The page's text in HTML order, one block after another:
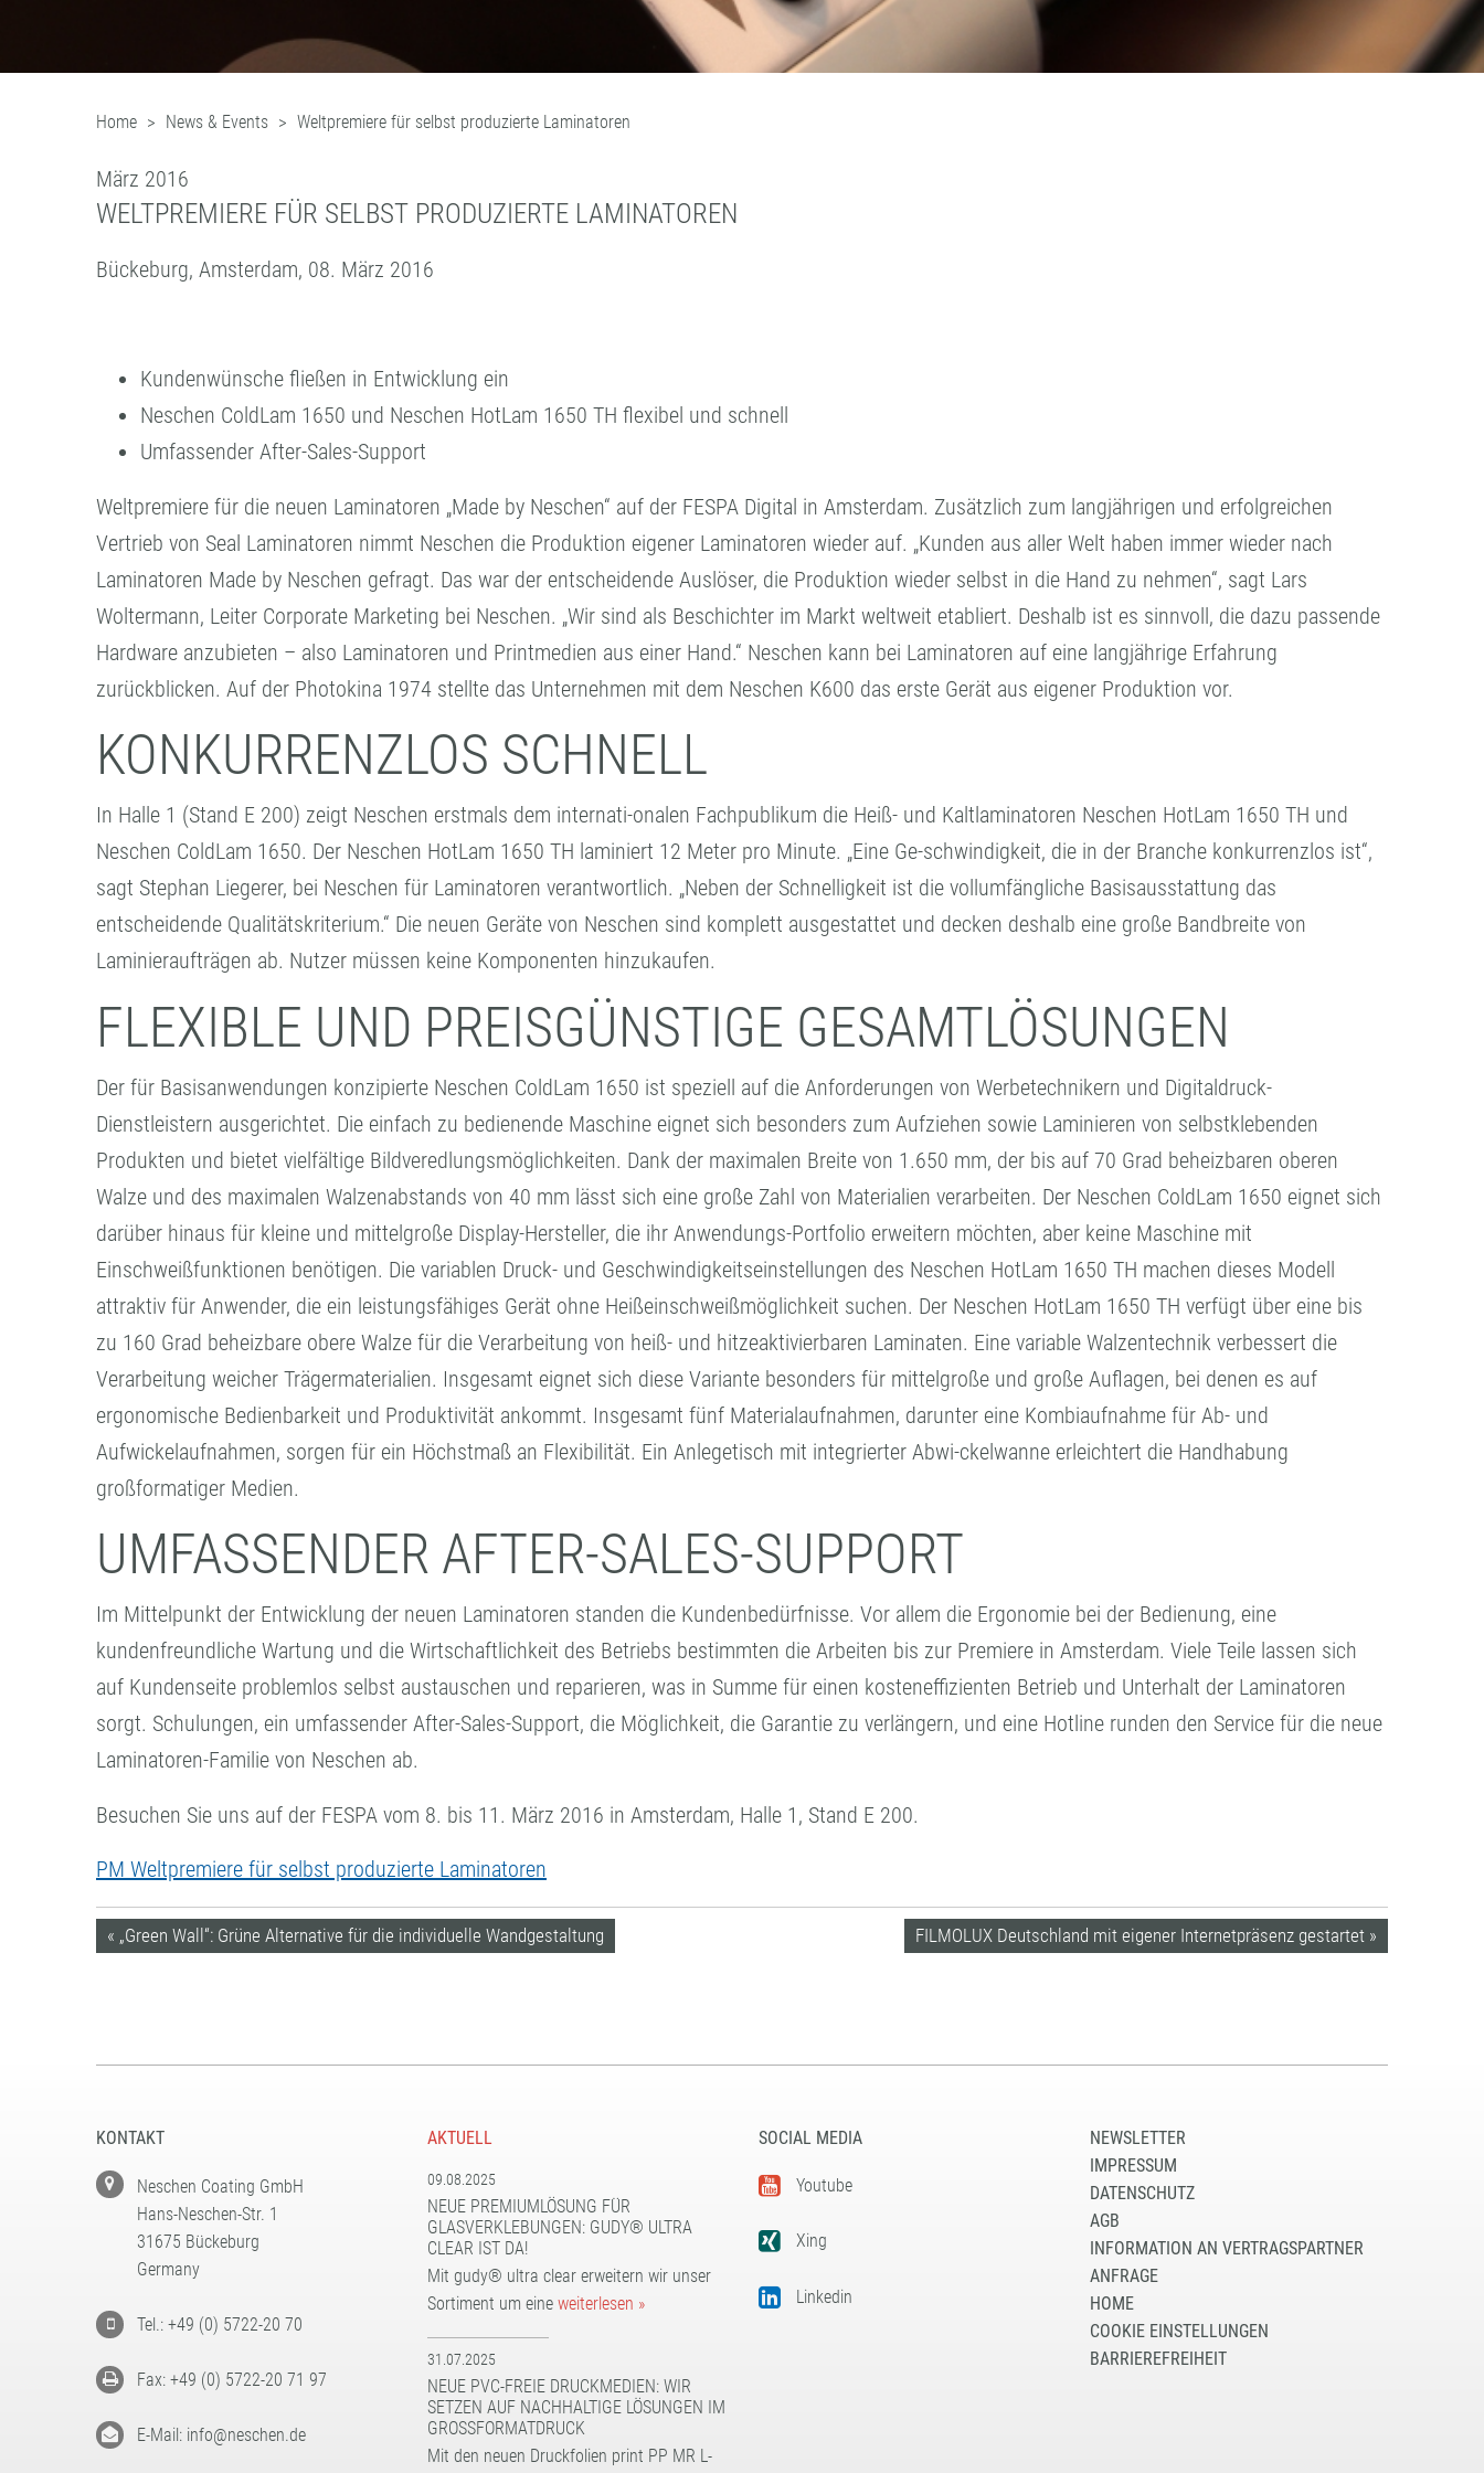
Home News & Events Weltpremiere für selbst produzierte Laminatoren
März 2016
WELTPREMIERE FÜR SELBST PRODUZIERTE LAMINATOREN
Bückeburg, Amsterdam, 08. März 2016
Kundenwünsche fließen in Entwicklung ein
Neschen ColdLam 1650 und Neschen HotLam 1650 TH flexibel und schnell
Umfassender After-Sales-Support
Weltpremiere für die neuen Laminatoren „Made by Neschen“ auf der FESPA Digital in Amsterdam. Zusätzlich zum langjährigen und erfolgreichen
Vertrieb von Seal Laminatoren nimmt Neschen die Produktion eigener Laminatoren wieder auf. „Kunden aus aller Welt haben immer wieder nach
Laminatoren Made by Neschen gefragt. Das war der entscheidende Auslöser, die Produktion wieder selbst in die Hand zu nehmen“, sagt Lars
Woltermann, Leiter Corporate Marketing bei Neschen. „Wir sind als Beschichter im Markt weltweit etabliert. Deshalb ist es sinnvoll, die dazu passende
Hardware anzubieten – also Laminatoren und Printmedien aus einer Hand.“ Neschen kann bei Laminatoren auf eine langjährige Erfahrung
zurückblicken. Auf der Photokina 1974 stellte das Unternehmen mit dem Neschen K600 das erste Gerät aus eigener Produktion vor.
KONKURRENZLOS SCHNELL
In Halle 1 (Stand E 200) zeigt Neschen erstmals dem internati-onalen Fachpublikum die Heiß- und Kaltlaminatoren Neschen HotLam 1650 TH und
Neschen ColdLam 1650. Der Neschen HotLam 1650 TH laminiert 12 Meter pro Minute. „Eine Ge-schwindigkeit, die in der Branche konkurrenzlos ist“,
sagt Stephan Liegerer, bei Neschen für Laminatoren verantwortlich. „Neben der Schnelligkeit ist die vollumfängliche Basisausstattung das
entscheidende Qualitätskriterium.“ Die neuen Geräte von Neschen sind komplett ausgestattet und decken deshalb eine große Bandbreite von
Laminieraufträgen ab. Nutzer müssen keine Komponenten hinzukaufen.
FLEXIBLE UND PREISGÜNSTIGE GESAMTLÖSUNGEN
Der für Basisanwendungen konzipierte Neschen ColdLam 1650 ist speziell auf die Anforderungen von Werbetechnikern und Digitaldruck-
Dienstleistern ausgerichtet. Die einfach zu bedienende Maschine eignet sich besonders zum Aufziehen sowie Laminieren von selbstklebenden
Produkten und bietet vielfältige Bildveredlungsmöglichkeiten. Dank der maximalen Breite von 1.650 mm, der bis auf 70 Grad beheizbaren oberen
Walze und des maximalen Walzenabstands von 40 mm lässt sich eine große Zahl von Materialien verarbeiten. Der Neschen ColdLam 1650 eignet sich
darüber hinaus für kleine und mittelgroße Display-Hersteller, die ihr Anwendungs-Portfolio erweitern möchten, aber keine Maschine mit
Einschweißfunktionen benötigen. Die variablen Druck- und Geschwindigkeitseinstellungen des Neschen HotLam 1650 TH machen dieses Modell
attraktiv für Anwender, die ein leistungsfähiges Gerät ohne Heißeinschweißmöglichkeit suchen. Der Neschen HotLam 1650 TH verfügt über eine bis
zu 160 Grad beheizbare obere Walze für die Verarbeitung von heiß- und hitzeaktivierbaren Laminaten. Eine variable Walzentechnik verbessert die
Verarbeitung weicher Trägermaterialien. Insgesamt eignet sich diese Variante besonders für mittelgroße und große Auflagen, bei denen es auf
ergonomische Bedienbarkeit und Produktivität ankommt. Insgesamt fünf Materialaufnahmen, darunter eine Kombiaufnahme für Ab- und
Aufwickelaufnahmen, sorgen für ein Höchstmaß an Flexibilität. Ein Anlegetisch mit integrierter Abwi-ckelwanne erleichtert die Handhabung
großformatiger Medien.
UMFASSENDER AFTER-SALES-SUPPORT
Im Mittelpunkt der Entwicklung der neuen Laminatoren standen die Kundenbedürfnisse. Vor allem die Ergonomie bei der Bedienung, eine
kundenfreundliche Wartung und die Wirtschaftlichkeit des Betriebs bestimmten die Arbeiten bis zur Premiere in Amsterdam. Viele Teile lassen sich
auf Kundenseite problemlos selbst austauschen und reparieren, was in Summe für einen kosteneffizienten Betrieb und Unterhalt der Laminatoren
sorgt. Schulungen, ein umfassender After-Sales-Support, die Möglichkeit, die Garantie zu verlängern, und eine Hotline runden den Service für die neue
Laminatoren-Familie von Neschen ab.
Besuchen Sie uns auf der FESPA vom 8. bis 11. März 2016 in Amsterdam, Halle 1, Stand E 200.
PM Weltpremiere für selbst produzierte Laminatoren
FILMOLUX Deutschland mit eigener Internetpräsenz gestartet »
« „Green Wall“: Grüne Alternative für die individuelle Wandgestaltung
KONTAKT
Neschen Coating GmbH
Hans-Neschen-Str. 1
31675 Bückeburg
Germany
Tel.: +49 (0) 5722-20 70
Fax: +49 (0) 5722-20 71 97
E-Mail: info@neschen.de
AKTUELL
09.08.2025
NEUE PREMIUMLÖSUNG FÜR
GLASVERKLEBUNGEN: GUDY® ULTRA
CLEAR IST DA!
Mit gudy® ultra clear erweitern wir unser
Sortiment um eine weiterlesen »
31.07.2025
NEUE PVC-FREIE DRUCKMEDIEN: WIR
SETZEN AUF NACHHALTIGE LÖSUNGEN IM
GROSSFORMATDRUCK
Mit den neuen Druckfolien print PP MR L-
SOCIAL MEDIA
Youtube
Xing
Linkedin
NEWSLETTER
IMPRESSUM
DATENSCHUTZ
AGB
INFORMATION AN VERTRAGSPARTNER
ANFRAGE
HOME
COOKIE EINSTELLUNGEN
BARRIEREFREIHEIT